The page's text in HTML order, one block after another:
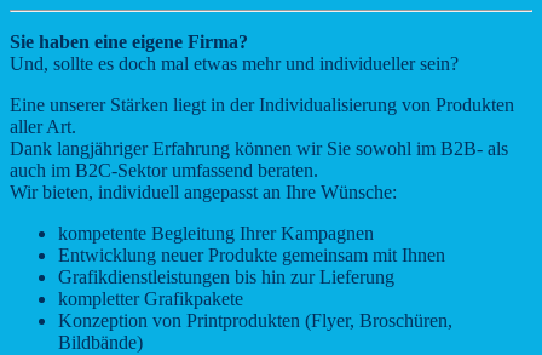
Sie haben eine eigene Firma?
Und, sollte es doch mal etwas mehr und individueller sein?
Eine unserer Stärken liegt in der Individualisierung von Produkten
aller Art.
Dank langjähriger Erfahrung können wir Sie sowohl im B2B- als
auch im B2C-Sektor umfassend beraten.
Wir bieten, individuell angepasst an Ihre Wünsche:
kompetente Begleitung Ihrer Kampagnen
Entwicklung neuer Produkte gemeinsam mit Ihnen
Grafikdienstleistungen bis hin zur Lieferung
kompletter Grafikpakete
Konzeption von Printprodukten (Flyer, Broschüren,
Bildbände)